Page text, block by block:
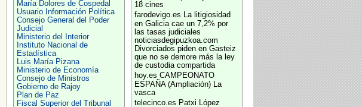
María Dolores de Cospedal
Usuario Información Política
Consejo General del Poder
Judicial
Ministerio del Interior
Instituto Nacional de
Estadística
Luis María Pizana
Ministerio de Economía
Consejo de Ministros
Gobierno de Rajoy
Plan de Paz
Fiscal Superior del Tribunal
18 cines
farodevigo.es La litigiosidad
en Galicia cae un 7,2% por
las tasas judiciales
noticiasdegipuzkoa.com
Divorciados piden en Gasteiz
que no se demore más la ley
de custodia compartida
hoy.es CAMPEONATO
ESPAÑA (Ampliación) La
vasca
telecinco.es Patxi López